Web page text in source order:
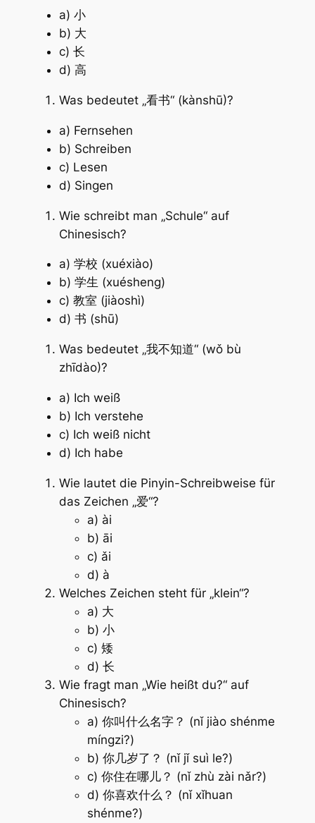
a) 小
b) 大
c) 长
d) 高
Was bedeutet „看书“ (kànshū)?
a) Fernsehen
b) Schreiben
c) Lesen
d) Singen
Wie schreibt man „Schule“ auf
Chinesisch?
a) 学校 (xuéxiào)
b) 学生 (xuésheng)
c) 教室 (jiàoshì)
d) 书 (shū)
Was bedeutet „我不知道“ (wǒ bù
zhīdào)?
a) Ich weiß
b) Ich verstehe
c) Ich weiß nicht
d) Ich habe
Wie lautet die Pinyin-Schreibweise für
das Zeichen „爱“?
a) ài
b) āi
c) ǎi
d) à
Welches Zeichen steht für „klein“?
a) 大
b) 小
c) 矮
d) 长
Wie fragt man „Wie heißt du?“ auf
Chinesisch?
a) 你叫什么名字？ (nǐ jiào shénme
míngzi?)
b) 你几岁了？ (nǐ jǐ suì le?)
c) 你住在哪儿？ (nǐ zhù zài nǎr?)
d) 你喜欢什么？ (nǐ xǐhuan
shénme?)